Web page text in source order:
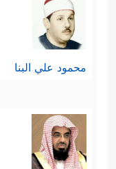
محمود علي البنا